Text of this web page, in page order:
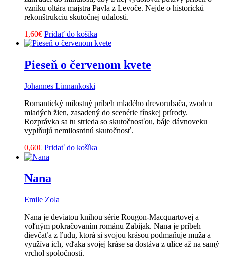
vzniku oltára majstra Pavla z Levoče. Nejde o historickú
rekonštrukciu skutočnej udalosti.
1,60€ Pridať do košíka
Pieseň o červenom kvete
Johannes Linnankoski
Romantický milostný príbeh mladého drevorubača, zvodcu
mladých žien, zasadený do scenérie fínskej prírody.
Rozprávka sa tu strieda so skutočnosťou, báje dávnoveku
vyplňujú nemilosrdnú skutočnosť.
0,60€ Pridať do košíka
Nana
Emile Zola
Nana je deviatou knihou série Rougon-Macquartovej a
voľným pokračovaním románu Zabijak. Nana je príbeh
dievčaťa z ľudu, ktorá si svojou krásou podmaňuje muža a
využíva ich, vďaka svojej kráse sa dostáva z ulice až na samý
vrchol spoločnosti.